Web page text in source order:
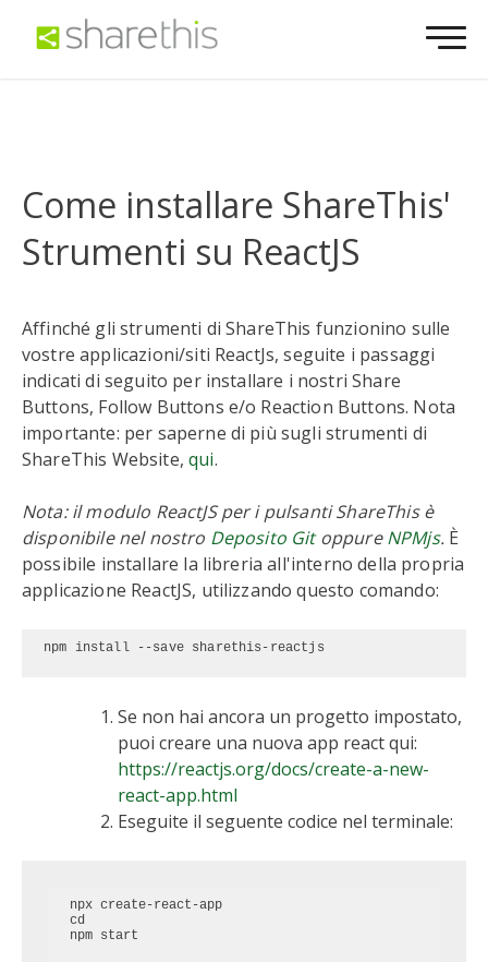
Come installare ShareThis'
Strumenti su ReactJS
Affinché gli strumenti di ShareThis funzionino sulle
vostre applicazioni/siti ReactJs, seguite i passaggi
indicati di seguito per installare i nostri Share
Buttons, Follow Buttons e/o Reaction Buttons. Nota
importante: per saperne di più sugli strumenti di
ShareThis Website,qui.
Nota: il modulo ReactJS per i pulsanti ShareThis è
disponibile nel nostro Deposito GitoppureNPMjs.È
possibile installare la libreria all'interno della propria
applicazione ReactJS, utilizzando questo comando:
npm install --save sharethis-reactjs
Se non hai ancora un progetto impostato,
puoi creare una nuova app react qui:
https://reactjs.org/docs/create-a-new-
react-app.html
Eseguite il seguente codice nel terminale:
npx create-react-app
cd
npm start